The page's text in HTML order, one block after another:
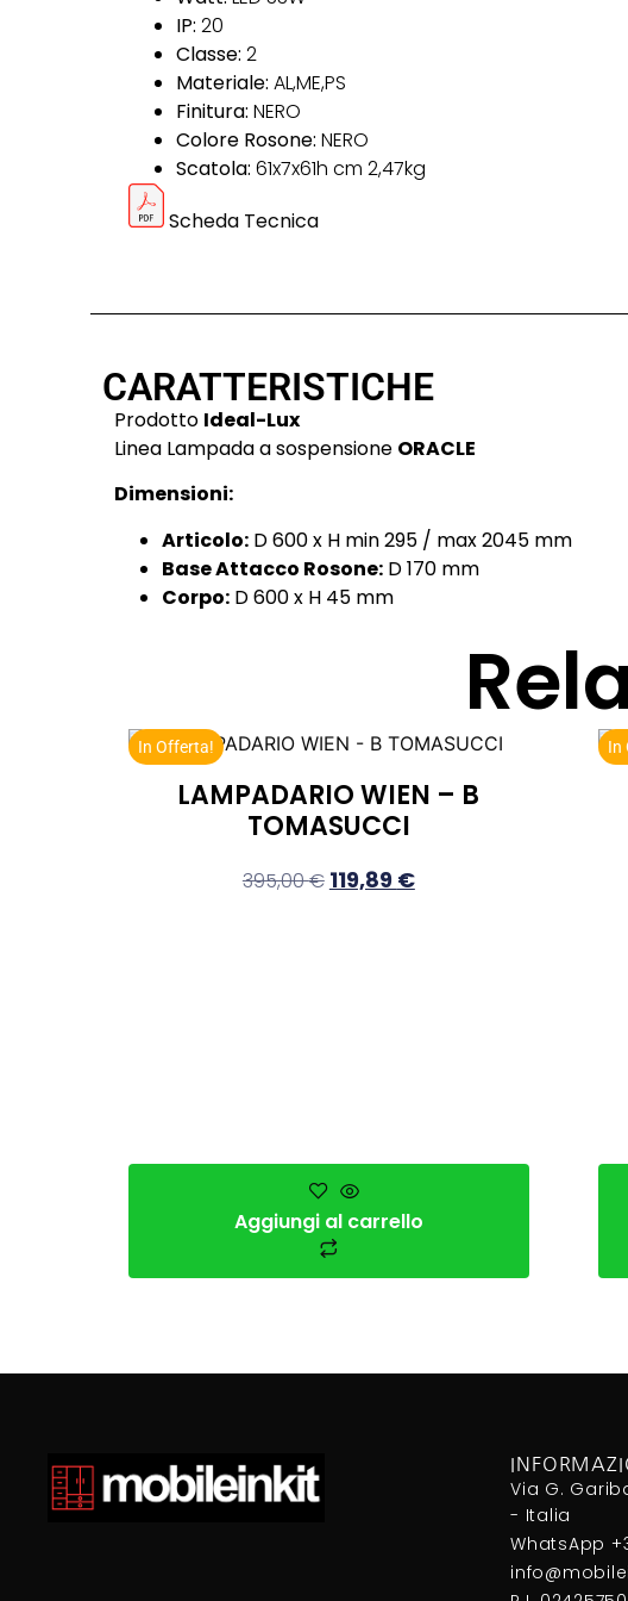
IP: 20
Classe: 2
Materiale: AL,ME,PS
Finitura: NERO
Colore Rosone: NERO
Scatola: 61x7x61h cm 2,47kg
Scheda Tecnica
CARATTERISTICHE
Prodotto Ideal-Lux
Linea Lampada a sospensione ORACLE
Dimensioni:
Articolo: D 600 x H min 295 / max 2045 mm
Base Attacco Rosone: D 170 mm
Corpo: D 600 x H 45 mm
In Offerta!
LAMPADARIO WIEN – B
TOMASUCCI
395,00€ 119,89 €
Aggiungi al carrello
In
Via G.
- Italia
WhatsApp